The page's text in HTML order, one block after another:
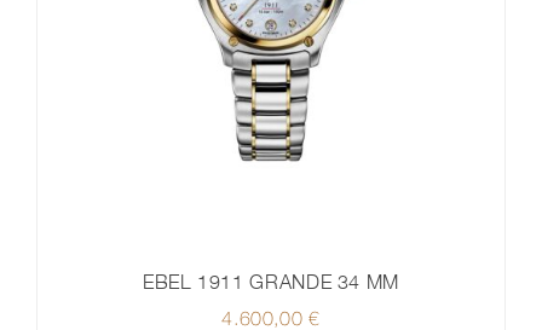
EBEL 1911 GRANDE 34 MM
4.600,00€